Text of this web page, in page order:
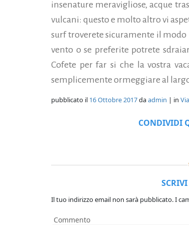
insenature meravigliose, acque
vulcani: questo e molto altro vi
surf troverete sicuramente il
vento o se preferite potrete
Cofete per far si che la vostra
semplicemente ormeggiare al
pubblicato il 16 Ottobre 2017daadmin | in
CONDIVIDI
Il tuo indirizzo email non sarà pubblicato.I
Commento